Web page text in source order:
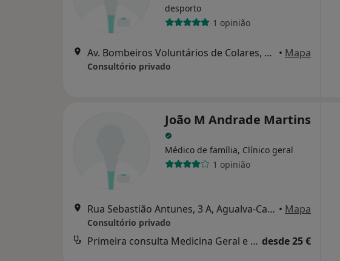
desporto
1 opinião
Av. Bombeiros Voluntários de Colares, Colares • Mapa
Consultório privado
João M Andrade Martins
Médico de família, Clínico geral
1 opinião
Rua Sebastião Antunes, 3 A, Agualva-Cacém • Mapa
Consultório privado
Primeira consulta Medicina Geral e Familiar desde 25 €